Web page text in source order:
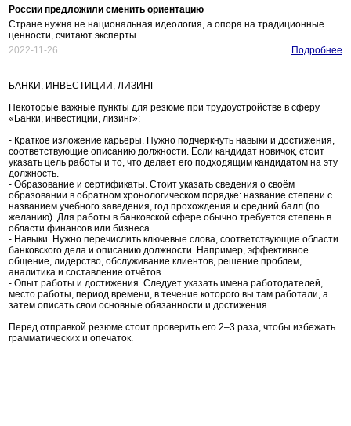
России предложили сменить ориентацию
Стране нужна не национальная идеология, а опора на традиционные
ценности, считают эксперты
2022-11-26
Подробнее
БАНКИ, ИНВЕСТИЦИИ, ЛИЗИНГ
Некоторые важные пункты для резюме при трудоустройстве в сферу
«Банки, инвестиции, лизинг»:
- Краткое изложение карьеры. Нужно подчеркнуть навыки и достижения,
соответствующие описанию должности. Если кандидат новичок, стоит
указать цель работы и то, что делает его подходящим кандидатом на эту
должность.
- Образование и сертификаты. Стоит указать сведения о своём
образовании в обратном хронологическом порядке: название степени с
названием учебного заведения, год прохождения и средний балл (по
желанию). Для работы в банковской сфере обычно требуется степень в
области финансов или бизнеса.
- Навыки. Нужно перечислить ключевые слова, соответствующие области
банковского дела и описанию должности. Например, эффективное
общение, лидерство, обслуживание клиентов, решение проблем,
аналитика и составление отчётов.
- Опыт работы и достижения. Следует указать имена работодателей,
место работы, период времени, в течение которого вы там работали, а
затем описать свои основные обязанности и достижения.
Перед отправкой резюме стоит проверить его 2–3 раза, чтобы избежать
грамматических и опечаток.